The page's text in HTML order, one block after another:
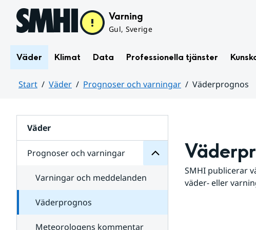
Hoppa till sidans innehåll Varning
Gul, Sverige
Väder Klimat Data Professionella tjänster
Start Väder Prognoser och varningar
Väderprognos
Väder
Prognoser och varningar
för
varningar
Varningar och meddelanden
Väderprognos
Meteorologens kommentar
SMHI publicerar
väder- eller